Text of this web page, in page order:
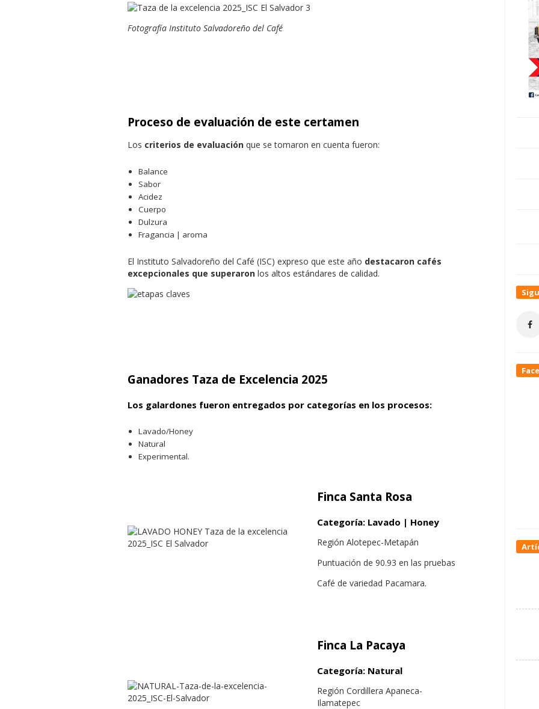
Fotografía Instituto Salvadoreño del Café
Proceso de evaluación de este certamen
Los criterios de evaluación que se tomaron en cuenta fueron:
Balance
Sabor
Acidez
Cuerpo
Dulzura
Fragancia | aroma
El Instituto Salvadoreño del Café (ISC) expreso que este año destacaron cafés
excepcionales que superaron los altos estándares de calidad.
Ganadores Taza de Excelencia 2025
Los galardones fueron entregados por categorías en los procesos:
Lavado/Honey
Natural
Experimental.
Finca Santa Rosa
Categoría: Lavado | Honey
Región Alotepec-Metapán
Puntuación de 90.93 en las pruebas
Café de variedad Pacamara.
Finca La Pacaya
Categoría: Natural
Región Cordillera Apaneca-
Ilamatepec